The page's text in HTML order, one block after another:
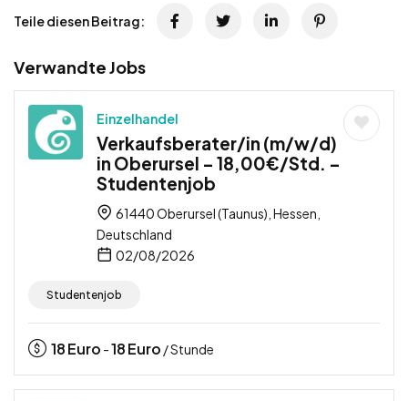
Teile diesen Beitrag:
Verwandte Jobs
Einzelhandel
Verkaufsberater/in (m/w/d)
in Oberursel – 18,00€/Std. –
Studentenjob
61440 Oberursel (Taunus), Hessen,
Deutschland
02/08/2026
Studentenjob
18Euro -18Euro / Stunde